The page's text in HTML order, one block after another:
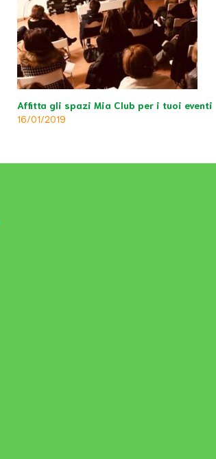
Affitta gli spazi Mia Club per i tuoi eventi
16/01/2019